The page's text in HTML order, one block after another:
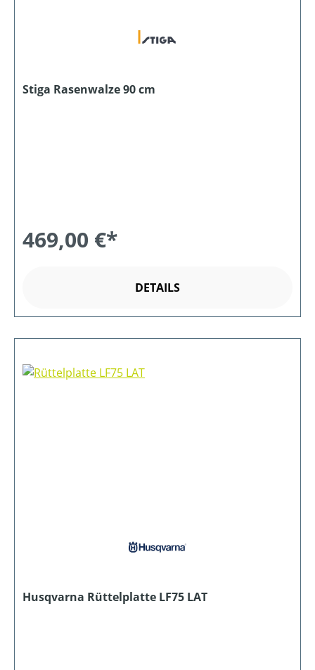
Stiga Rasenwalze 90 cm
469,00 €*
DETAILS
Husqvarna Rüttelplatte LF75 LAT